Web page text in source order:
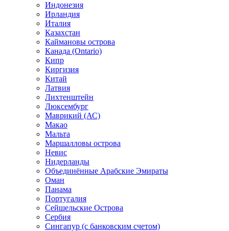
Индонезия
Ирландия
Италия
Казахстан
Каймановы острова
Канада (Ontario)
Кипр
Киргизия
Китай
Латвия
Лихтенштейн
Люксембург
Маврикий (АС)
Макао
Мальта
Маршалловы острова
Нeвис
Нидерланды
Объединённые Арабские Эмираты
Оман
Панама
Португалия
Сейшельские Острова
Сербия
Сингапур (c банковским счетом)